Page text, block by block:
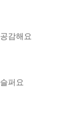
공감해요
슬퍼요